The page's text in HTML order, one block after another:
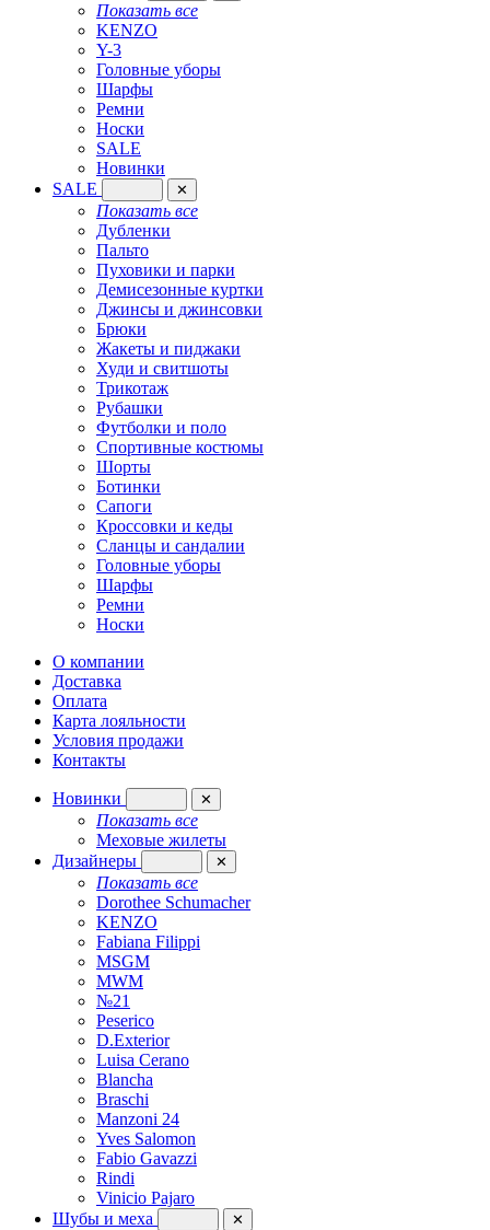
Показать все
KENZO
Y-3
Головные уборы
Шарфы
Ремни
Носки
SALE
Новинки
SALE
✕
Показать все
Дубленки
Пальто
Пуховики и парки
Демисезонные куртки
Джинсы и джинсовки
Брюки
Жакеты и пиджаки
Худи и свитшоты
Трикотаж
Рубашки
Футболки и поло
Спортивные костюмы
Шорты
Ботинки
Сапоги
Кроссовки и кеды
Сланцы и сандалии
Головные уборы
Шарфы
Ремни
Носки
О компании
Доставка
Оплата
Карта лояльности
Условия продажи
Контакты
Новинки ✕
Показать все
Меховые жилеты
Дизайнеры
✕
Показать все
Dorothee Schumacher
KENZO
Fabiana Filippi
MSGM
MWM
№21
Peserico
D.Exterior
Luisa Cerano
Blancha
Braschi
Manzoni 24
Yves Salomon
Fabio Gavazzi
Rindi
Vinicio Pajaro
Шубы и меха
✕